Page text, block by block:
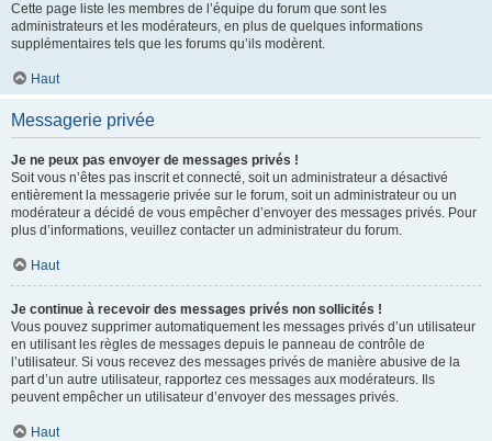
Cette page liste les membres de l’équipe du forum que sont les
administrateurs et les modérateurs, en plus de quelques informations
supplémentaires tels que les forums qu’ils modèrent.
Haut
Messagerie privée
Je ne peux pas envoyer de messages privés !
Soit vous n’êtes pas inscrit et connecté, soit un administrateur a désactivé
entièrement la messagerie privée sur le forum, soit un administrateur ou un
modérateur a décidé de vous empêcher d’envoyer des messages privés. Pour
plus d’informations, veuillez contacter un administrateur du forum.
Haut
Je continue à recevoir des messages privés non sollicités !
Vous pouvez supprimer automatiquement les messages privés d’un utilisateur
en utilisant les règles de messages depuis le panneau de contrôle de
l’utilisateur. Si vous recevez des messages privés de manière abusive de la
part d’un autre utilisateur, rapportez ces messages aux modérateurs. Ils
peuvent empêcher un utilisateur d’envoyer des messages privés.
Haut